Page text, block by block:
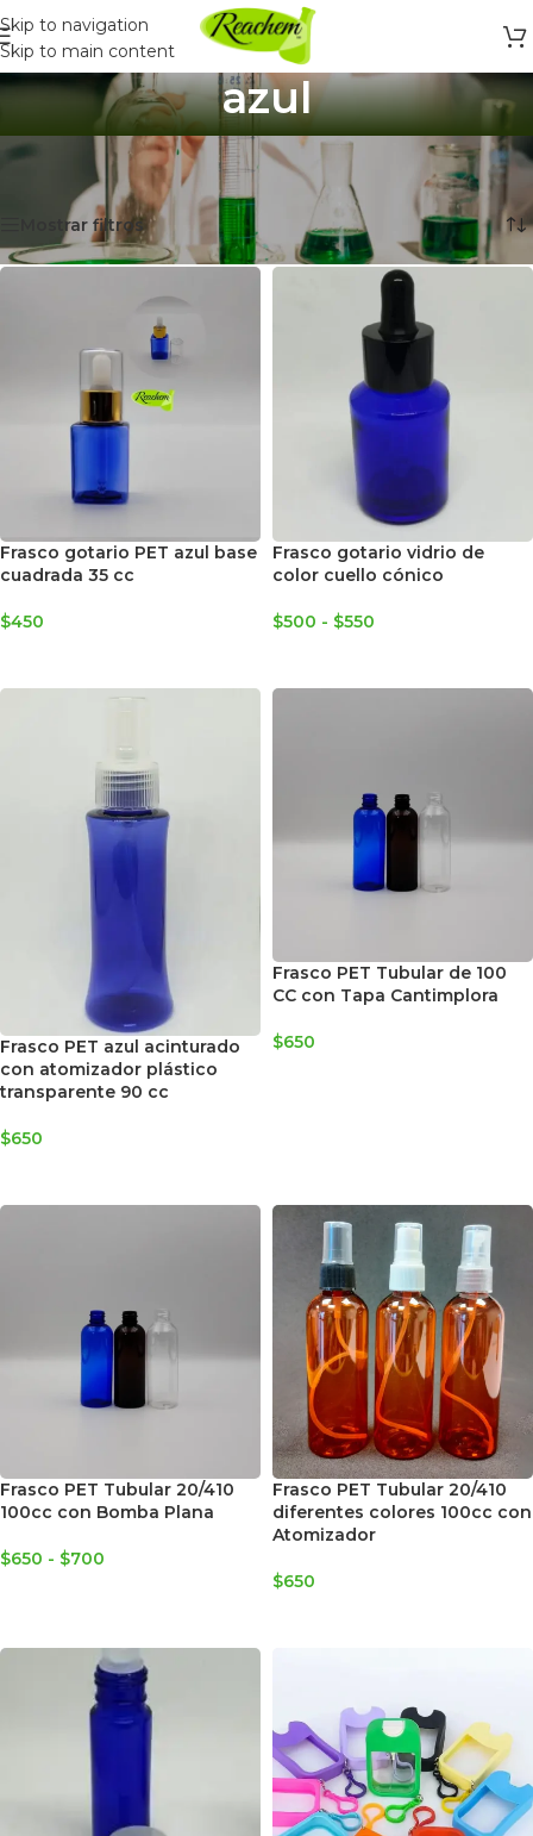
Skip to navigation
Skip to main content
azul
Inicio
Productos etiquetados “azul”
Mostrando 1–12 de 20 resultados
Mostrar filtros
Frasco gotario PET azul base
cuadrada 35 cc
$450
Frasco gotario vidrio de
color cuello cónico
$500 - $550
Frasco PET azul acinturado
con atomizador plástico
transparente 90 cc
$650
Frasco PET Tubular de 100
CC con Tapa Cantimplora
$650
Frasco PET Tubular 20/410
100cc con Bomba Plana
$650 - $700
Frasco PET Tubular 20/410
diferentes colores 100cc con
Atomizador
$650